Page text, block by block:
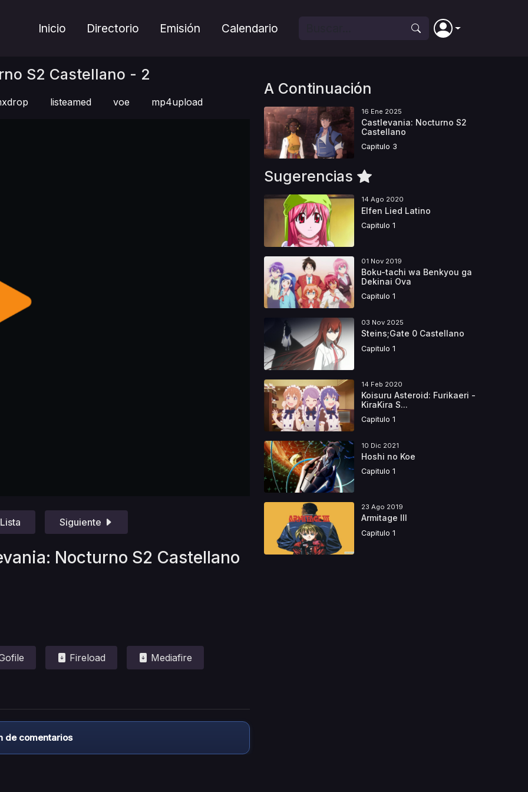
Inicio Directorio Emisión Calendario
S2 Castellano - 2
listeamed voe mp4upload
Lista Siguiente
Nocturno S2 Castellano
Fireload Mediafire
de comentarios
A Continuación
16 Ene 2025
Castlevania: Nocturno S2
Castellano
Capitulo 3
Sugerencias
14 Ago 2020
Elfen Lied Latino
Capitulo 1
01 Nov 2019
Boku-tachi wa Benkyou ga
Dekinai Ova
Capitulo 1
03 Nov 2025
Steins;Gate 0 Castellano
Capitulo 1
14 Feb 2020
Koisuru Asteroid: Furikaeri -
KiraKira S...
Capitulo 1
10 Dic 2021
Hoshi no Koe
Capitulo 1
23 Ago 2019
Armitage III
Capitulo 1